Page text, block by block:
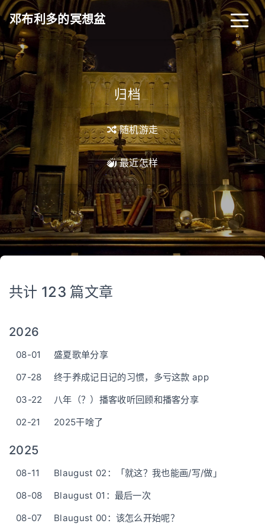
邓布利多的冥想盆
归档
随机游走
最近怎样
共计 123 篇文章
2026
08-01
盛夏歌单分享
07-28
终于养成记日记的习惯，多亏这款 app
03-22
八年（？）播客收听回顾和播客分享
02-21
2025干啥了
2025
08-11
Blaugust 02：「就这？我也能画/写/做」
08-08
Blaugust 01：最后一次
08-07
Blaugust 00：该怎么开始呢？